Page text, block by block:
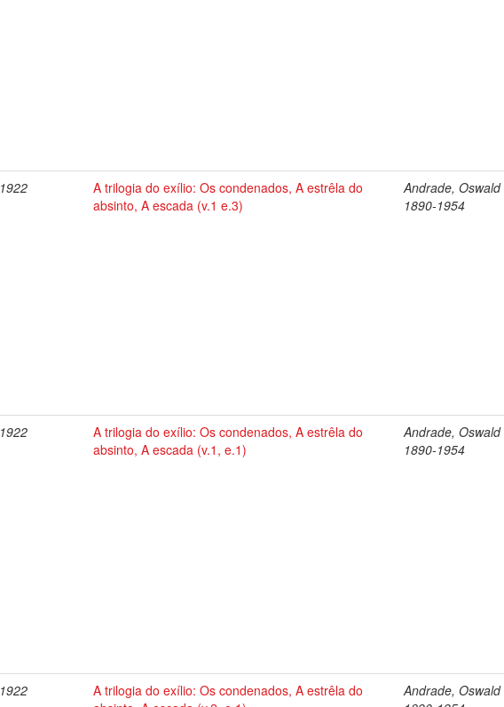
1922
A trilogia do exílio: Os condenados, A estrêla do
absinto, A escada (v.1 e.3)
Andrade, Oswald
1890-1954
1922
A trilogia do exílio: Os condenados, A estrêla do
absinto, A escada (v.1, e.1)
Andrade, Oswald
1890-1954
1922
A trilogia do exílio: Os condenados, A estrêla do
Andrade, Oswald